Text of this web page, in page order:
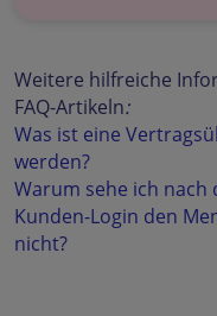
Weitere hilfreiche
FAQ-Artikeln:
Was ist eine
werden?
Warum sehe ich nach
Kunden-Login den
nicht?